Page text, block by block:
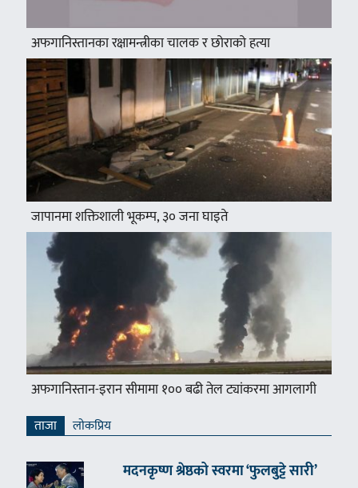
अफगानिस्तानका रक्षामन्त्रीका चालक र छोराको हत्या
जापानमा शक्तिशाली भूकम्प, ३० जना घाइते
अफगानिस्तान-इरान सीमामा १०० बढी तेल ट्यांकरमा आगलागी
ताजा लाेकप्रिय
मदनकृष्ण श्रेष्ठको स्वरमा ‘फुलबुट्टे सारी’